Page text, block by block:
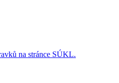
na stránce SÚKL.